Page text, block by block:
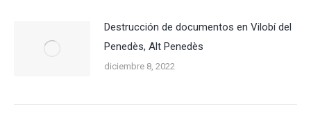
Destrucción de documentos en Vilobí del
Penedès, Alt Penedès
diciembre 8, 2022